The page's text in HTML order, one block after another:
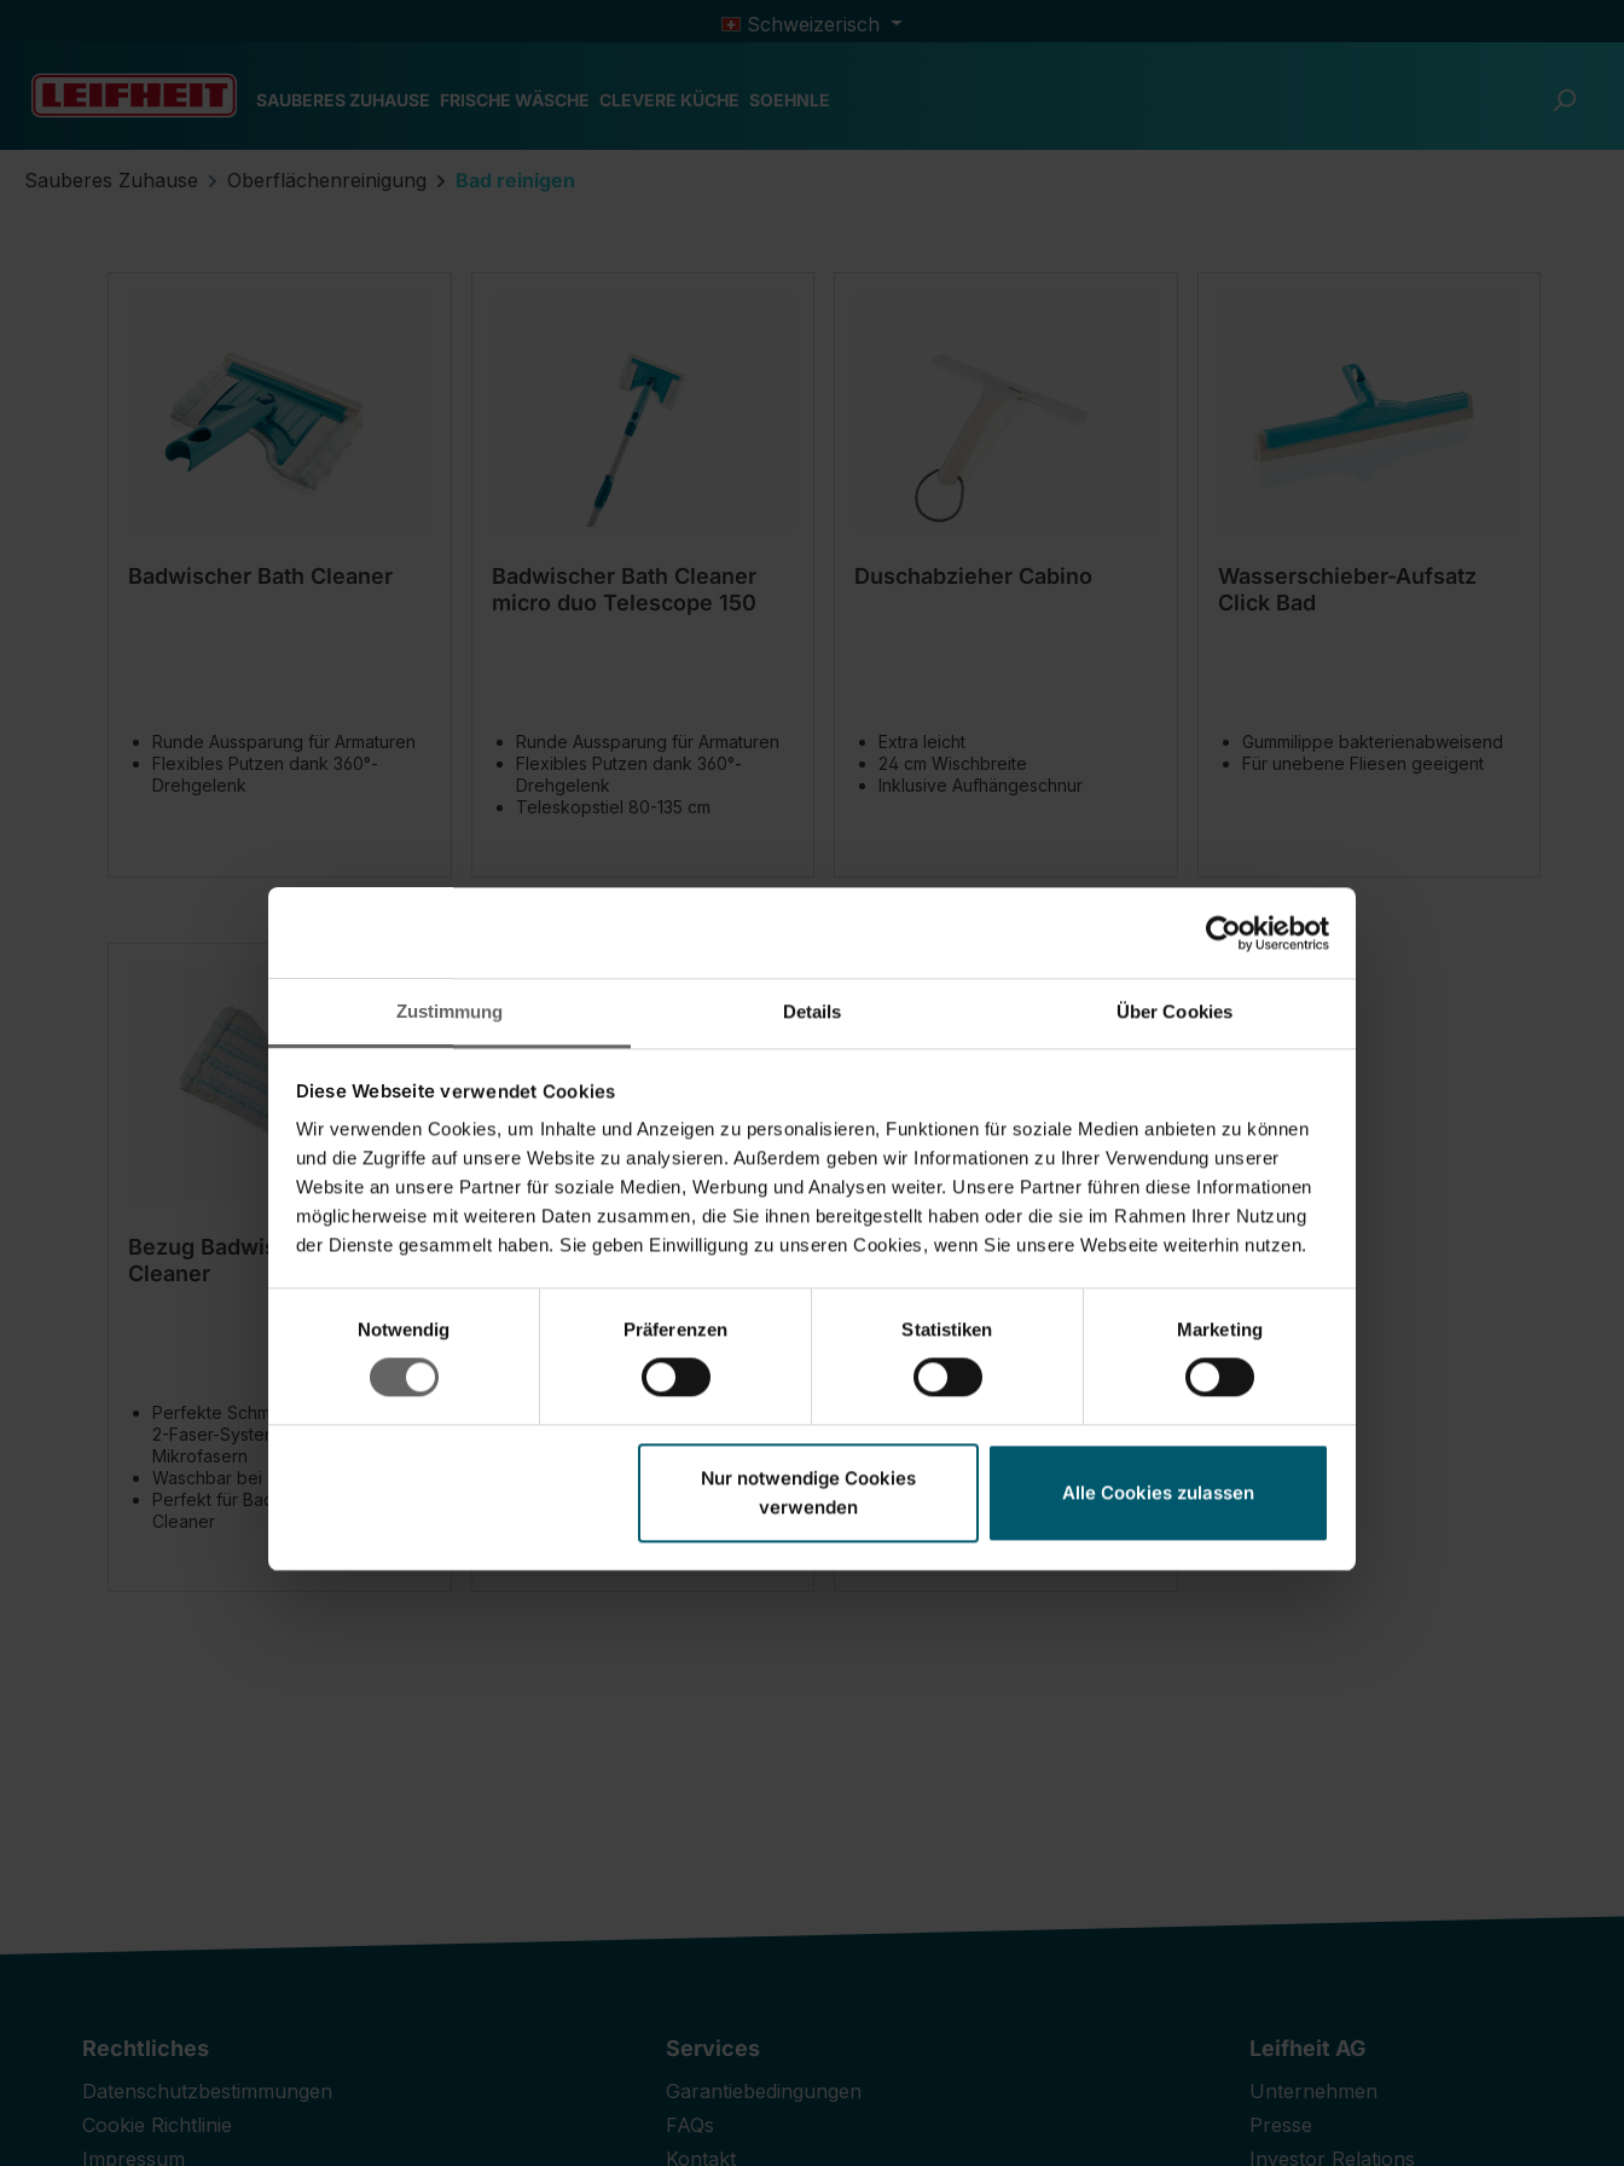
Zustimmung Details Über Cookies
Diese Webseite verwendet Cookies
Wir verwenden Cookies, um Inhalte und Anzeigen zu personalisieren, Funktionen für soziale Medien anbieten zu können
und die Zugriffe auf unsere Website zu analysieren. Außerdem geben wir Informationen zu Ihrer Verwendung unserer
Website an unsere Partner für soziale Medien, Werbung und Analysen weiter. Unsere Partner führen diese Informationen
möglicherweise mit weiteren Daten zusammen, die Sie ihnen bereitgestellt haben oder die sie im Rahmen Ihrer Nutzung
der Dienste gesammelt haben. Sie geben Einwilligung zu unseren Cookies, wenn Sie unsere Webseite weiterhin nutzen.
Notwendig
Präferenzen Statistiken Marketing
Nur notwendige Cookies
verwenden
Alle Cookies zulassen
Schweizerisch
SAUBERES ZUHAUSE FRISCHE WÄSCHE CLEVERE KÜCHE SOEHNLE
Sauberes Zuhause Oberflächenreinigung Bad reinigen
Badwischer Bath Cleaner
Runde Aussparung für Armaturen
Flexibles Putzen dank 360°-
Drehgelenk
Badwischer Bath Cleaner
micro duo Telescope 150
Runde Aussparung für Armaturen
Flexibles Putzen dank 360°-
Drehgelenk
Teleskopstiel 80-135 cm
Duschabzieher Cabino
Extra leicht
24 cm Wischbreite
Inklusive Aufhängeschnur
Wasserschieber-Aufsatz
Click Bad
Gummilippe bakterienabweisend
Für unebene Fliesen geeigent
Bezug Badwischer Bath
Cleaner
Perfekte Schmutzaufnahme dank
2-Faser-System mit saugfähigen
Mikrofasern
Waschbar bei 40 °C
Perfekt für Badwischer Bath
Cleaner
Set Bad- und Fenstersauger
Duschabzieher Cabino Black
Rechtliches
Datenschutzbestimmungen
Cookie Richtlinie
Impressum
Services
Garantiebedingungen
FAQs
Kontakt
Leifheit AG
Unternehmen
Presse
Investor Relations